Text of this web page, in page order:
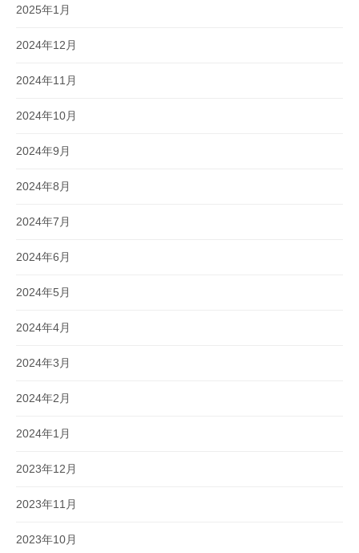
2025年1月
2024年12月
2024年11月
2024年10月
2024年9月
2024年8月
2024年7月
2024年6月
2024年5月
2024年4月
2024年3月
2024年2月
2024年1月
2023年12月
2023年11月
2023年10月